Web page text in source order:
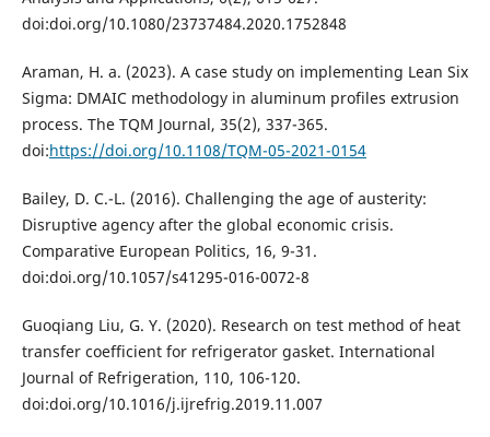
doi:doi.org/10.1080/23737484.2020.1752848
Araman, H. a. (2023). A case study on implementing Lean Six
Sigma: DMAIC methodology in aluminum profiles extrusion
process. The TQM Journal, 35(2), 337-365.
doi:https://doi.org/10.1108/TQM-05-2021-0154
Bailey, D. C.-L. (2016). Challenging the age of austerity:
Disruptive agency after the global economic crisis.
Comparative European Politics, 16, 9-31.
doi:doi.org/10.1057/s41295-016-0072-8
Guoqiang Liu, G. Y. (2020). Research on test method of heat
transfer coefficient for refrigerator gasket. International
Journal of Refrigeration, 110, 106-120.
doi:doi.org/10.1016/j.ijrefrig.2019.11.007